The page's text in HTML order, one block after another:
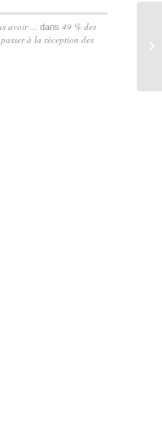
avoir ... dans49 % des
à la réception des